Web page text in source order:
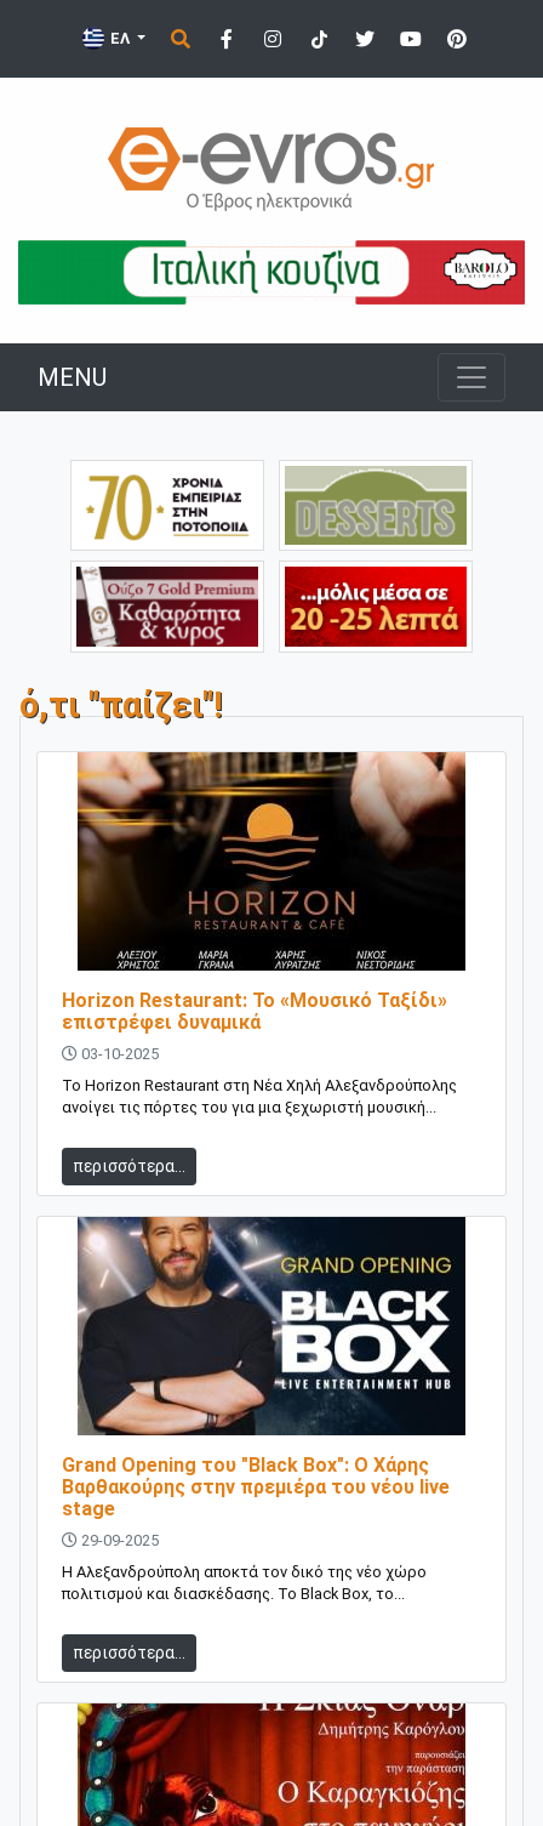
ΕΛ
MENU
ό,τι "παίζει"!
Horizon Restaurant: Το «Μουσικό Ταξίδι»
επιστρέφει δυναμικά
03-10-2025
Το Horizon Restaurant στη Νέα Χηλή Αλεξανδρούπολης
ανοίγει τις πόρτες του για μια ξεχωριστή μουσική...
περισσότερα...
Grand Opening του "Black Box": O Χάρης
Βαρθακούρης στην πρεμιέρα του νέου live
stage
29-09-2025
Η Αλεξανδρούπολη αποκτά τον δικό της νέο χώρο
πολιτισμού και διασκέδασης. Το Black Box, το...
περισσότερα...